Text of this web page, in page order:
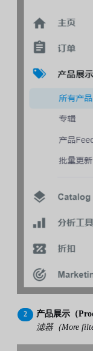
产品展示（
滤器（More